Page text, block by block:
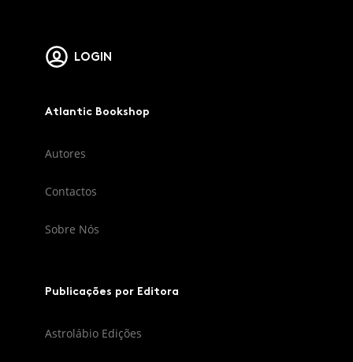
LOGIN
Atlantic Bookshop
Autores
Contactos
Sobre Nós
Publicações por Editora
Astrolábio Edições